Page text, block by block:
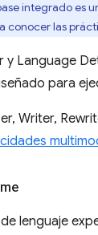
integrado es
conocer las
y Language
para
Writer,
lenguaje